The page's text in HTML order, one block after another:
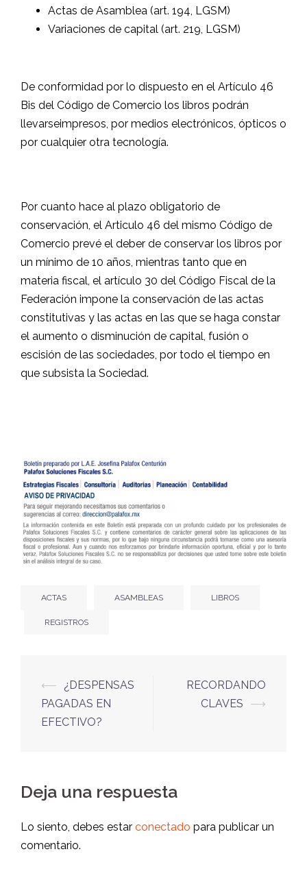
Actas de Asamblea (art. 194, LGSM)
Variaciones de capital (art. 219, LGSM)
De conformidad por lo dispuesto en el Artículo 46
Bis del Código de Comercio los libros podrán
llevarseimpresos, por medios electrónicos, ópticos o
por cualquier otra tecnología.
Por cuanto hace al plazo obligatorio de
conservación, el Articulo 46 del mismo Código de
Comercio prevé el deber de conservar los libros por
un mínimo de 10 años, mientras tanto que en
materia fiscal, el artículo 30 del Código Fiscal de la
Federación impone la conservación de las actas
constitutivas y las actas en las que se haga constar
el aumento o disminución de capital, fusión o
escisión de las sociedades, por todo el tiempo en
que subsista la Sociedad.
ACTAS ASAMBLEAS LIBROS
REGISTROS
⟵
¿DESPENSAS
PAGADAS EN
EFECTIVO?
RECORDANDO
CLAVES
⟶
Deja una respuesta
Lo siento, debes estar conectado para publicar un
comentario.